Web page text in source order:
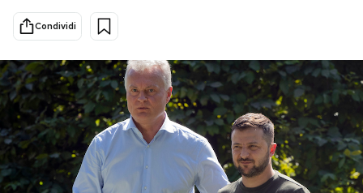
Cultura
Economia
Sport
Mondiali calcio 2026
PODCAST
NEWSLETTER
Condividi